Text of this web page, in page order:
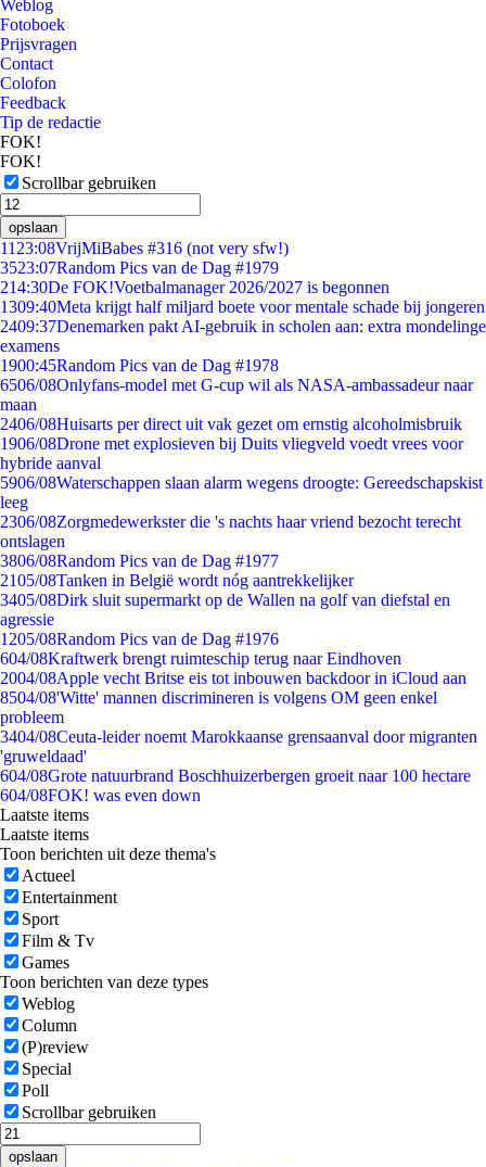
Weblog
Fotoboek
Prijsvragen
Contact
Colofon
Feedback
Tip de redactie
FOK!
FOK!
Scrollbar gebruiken
opslaan
11 23:08VrijMiBabes #316 (not very sfw!)
3523:07Random Pics van de Dag #1979
214:30De FOK!Voetbalmanager 2026/2027 is begonnen
1309:40Meta krijgt half miljard boete voor mentale schade bij jongeren
2409:37Denemarken pakt AI-gebruik in scholen aan: extra mondelinge
examens
1900:45Random Pics van de Dag #1978
6506/08Onlyfans-model met G-cup wil als NASA-ambassadeur naar
maan
2406/08Huisarts per direct uit vak gezet om ernstig alcoholmisbruik
1906/08Drone met explosieven bij Duits vliegveld voedt vrees voor
hybride aanval
5906/08Waterschappen slaan alarm wegens droogte: Gereedschapskist
leeg
2306/08Zorgmedewerkster die 's nachts haar vriend bezocht terecht
ontslagen
3806/08Random Pics van de Dag #1977
2105/08Tanken in België wordt nóg aantrekkelijker
3405/08Dirk sluit supermarkt op de Wallen na golf van diefstal en
agressie
1205/08Random Pics van de Dag #1976
604/08Kraftwerk brengt ruimteschip terug naar Eindhoven
2004/08Apple vecht Britse eis tot inbouwen backdoor in iCloud aan
8504/08'Witte' mannen discrimineren is volgens OM geen enkel
probleem
3404/08Ceuta-leider noemt Marokkaanse grensaanval door migranten
'gruweldaad'
604/08Grote natuurbrand Boschhuizerbergen groeit naar 100 hectare
604/08FOK! was even down
Laatste items
Laatste items
Toon berichten uit deze thema's
Actueel
Entertainment
Sport
Film & Tv
Games
Toon berichten van deze types
Weblog
Column
(P)review
Special
Poll
Scrollbar gebruiken
opslaan